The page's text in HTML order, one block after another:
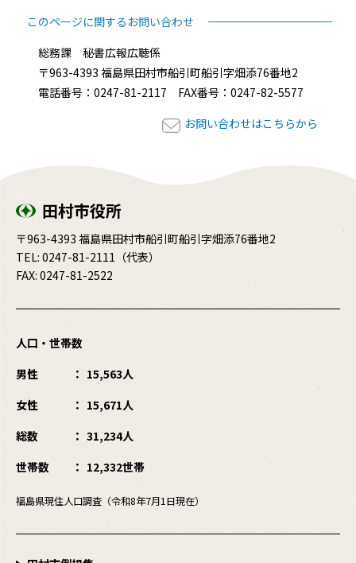
このページに関するお問い合わせ
総務課 秘書広報広聴係
〒963-4393 福島県田村市船引町船引字畑添76番地2
電話番号：0247-81-2117 FAX番号：0247-82-5577
お問い合わせはこちらから
田村市役所
〒963-4393 福島県田村市船引町船引字畑添76番地2
TEL: 0247-81-2111 （代表）
FAX: 0247-81-2522
人口・世帯数
男性
15,563人
女性
15,671人
総数
31,234人
世帯数
12,332世帯
福島県現住人口調査（令和8年7月1日現在）